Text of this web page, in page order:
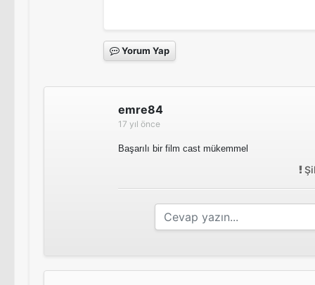
Yorum Yap
emre84
17 yıl önce
Başarılı bir film cast mükemmel